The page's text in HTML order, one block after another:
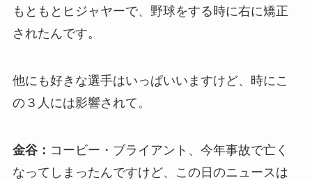
もともとヒジャヤーで、野球をする時に右に矯正
されたんです。
他にも好きな選手はいっぱいいますけど、時にこ
の３人には影響されて。
金谷： コービー・ブライアント、今年事故で亡く
なってしまったんですけど、この日のニュースは